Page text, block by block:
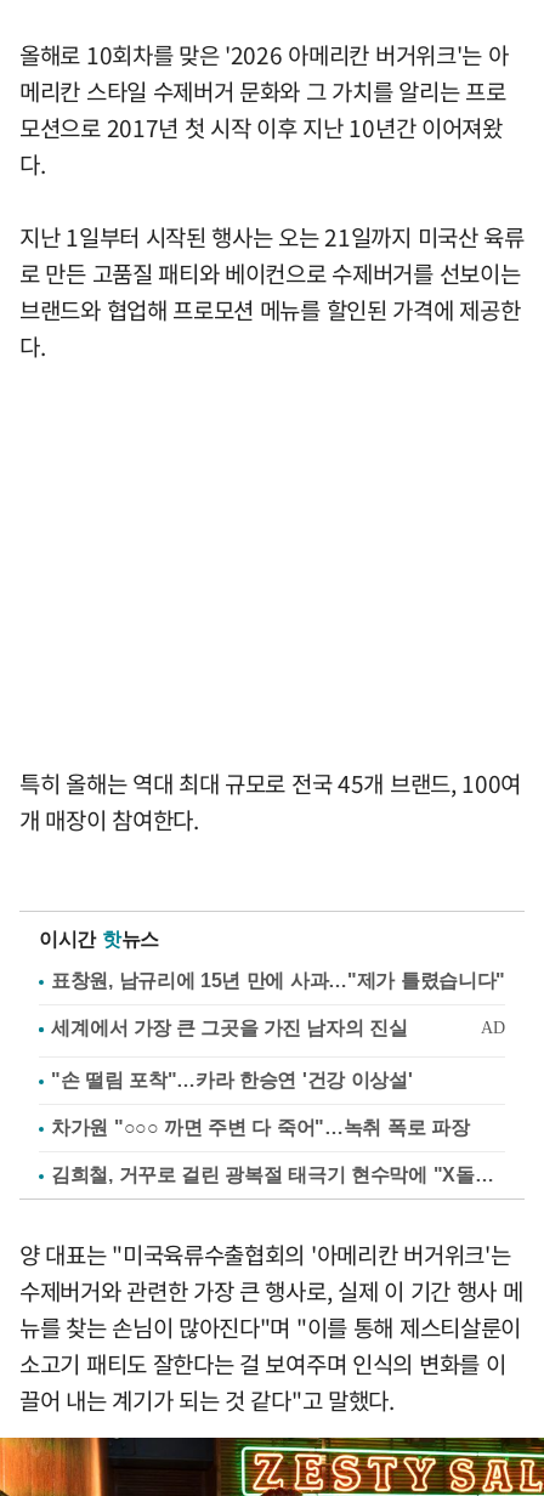
올해로 10회차를 맞은 '2026 아메리칸 버거위크'는 아
메리칸 스타일 수제버거 문화와 그 가치를 알리는 프로
모션으로 2017년 첫 시작 이후 지난 10년간 이어져왔
다.
지난 1일부터 시작된 행사는 오는 21일까지 미국산 육류
로 만든 고품질 패티와 베이컨으로 수제버거를 선보이는
브랜드와 협업해 프로모션 메뉴를 할인된 가격에 제공한
다.
특히 올해는 역대 최대 규모로 전국 45개 브랜드, 100여
개 매장이 참여한다.
이시간 핫뉴스
표창원, 남규리에 15년 만에 사과…"제가 틀렸습니다"
"손 떨림 포착"…카라 한승연 '건강 이상설'
차가원 "○○○ 까면 주변 다 죽어"…녹취 폭로 파장
김희철, 거꾸로 걸린 광복절 태극기 현수막에 "X돌았네"
양 대표는 "미국육류수출협회의 '아메리칸 버거위크'는
수제버거와 관련한 가장 큰 행사로, 실제 이 기간 행사 메
뉴를 찾는 손님이 많아진다"며 "이를 통해 제스티살룬이
소고기 패티도 잘한다는 걸 보여주며 인식의 변화를 이
끌어 내는 계기가 되는 것 같다"고 말했다.